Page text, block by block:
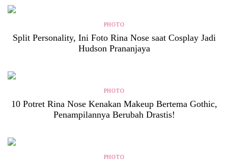
PHOTO
Split Personality, Ini Foto Rina Nose saat Cosplay Jadi
Hudson Prananjaya
PHOTO
10 Potret Rina Nose Kenakan Makeup Bertema Gothic,
Penampilannya Berubah Drastis!
PHOTO